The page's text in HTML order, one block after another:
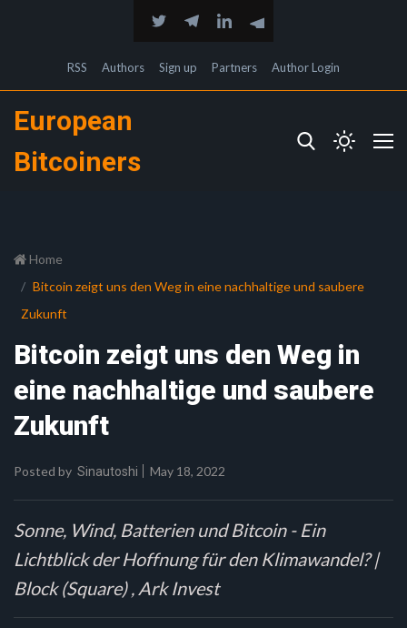
RSS Authors Sign up Partners Author Login
European
Bitcoiners
Home
Bitcoin zeigt uns den Weg in eine nachhaltige und saubere
Zukunft
Bitcoin zeigt uns den Weg in
eine nachhaltige und saubere
Zukunft
Posted by Sinautoshi May 18, 2022
Sonne, Wind, Batterien und Bitcoin - Ein
Lichtblick der Hoffnung für den Klimawandel? |
Block (Square) , Ark Invest